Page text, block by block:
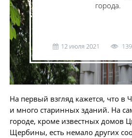
города.
12 июля 2021
На первый взгляд кажется, что в
и много старинных зданий. На
городе, кроме известных домов
Щербины, есть немало других